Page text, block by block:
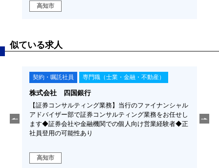
高知市
似ている求人
し
◆正
正社員 専門職（士業・金融・不動産）
株式会社高知銀行
【生保・損保・証券業務全般（経験者）】金融機関・生
命保険・損害保険・証券会社等での勤務経験必須◆年間
休日122日◆地元で愛される金融機関での生保・損保・
証券業務に携わっていただきます。
高知市、その他県内全域
主へ
地元